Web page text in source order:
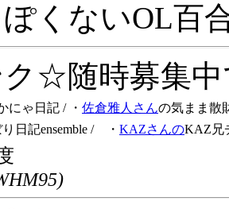
くないOL百
ク☆随時募集
にゃ日記 / ・ 佐倉雅人さんの気まま散
日記ensemble / ・ KAZさんのKAZ兄